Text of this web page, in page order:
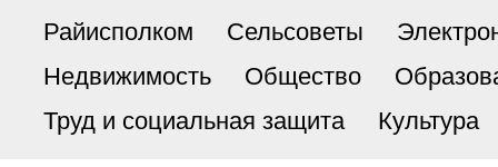
Райисполком Сельсоветы
Недвижимость
Общество
Труд и социальная защита
Культура